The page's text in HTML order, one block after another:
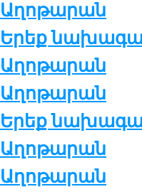
Աղոթարան
Երեք
Աղոթարան
Աղոթարան
Երեք
Աղոթարան
Աղոթարան